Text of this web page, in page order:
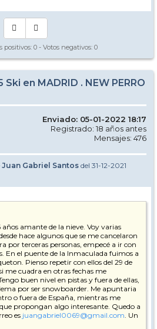
positivos: 0 - Votos negativos: 0
en MADRID . NEW PERRO
Enviado: 05-01-2022 18:17
Registrado: 18 años antes
Mensajes: 476
Juan Gabriel Santos del 31-12-2021
amante de la nieve. Voy varias
hace algunos que se me cancelaron
por terceras personas, empecé a ir con
En el puente de la Inmaculada fuimos a
Pienso repetir con ellos del 29 de
me cuadra en otras fechas me
buen nivel en pistas y fuera de ellas,
por ser snowboarder. Me apuntaria
o fuera de España, mientras me
propongan algo interesante. Quedo a
es juangabriel0069@gmail.com. Un